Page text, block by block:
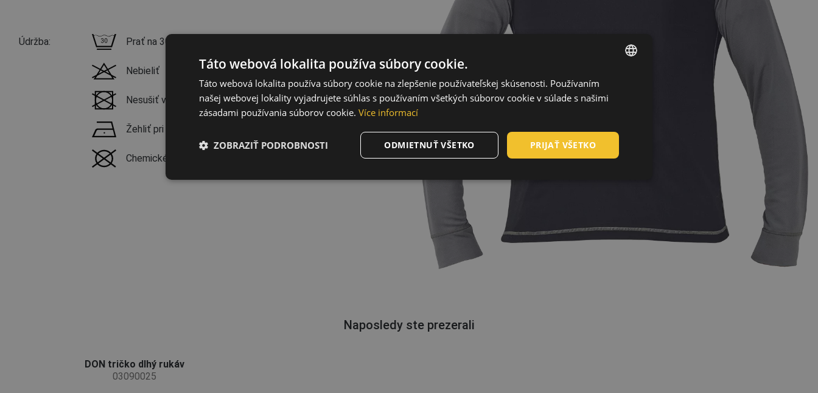
Údržba: Prať na 30 °C, jemný proces prania
Nebieliť
Nesušiť v bubnovej sušičke
Žehliť pri maximálnej teplote 100 °C
Chemické čistenie zakázané
Naposledy ste prezerali
DON tričko dlhý rukáv
03090025
ENGLISH
CZECH
SLOVAK
DUTCH
Táto webová lokalita používa súbory cookie.
Táto webová lokalita používa súbory cookie na zlepšenie používateľskej skúsenosti. Používaním
našej webovej lokality vyjadrujete súhlas s používaním všetkých súborov cookie v súlade s našimi
zásadami používania súborov cookie. Více informací
PRIJAŤ VŠETKO
ODMIETNUŤ VŠETKO
ZOBRAZIŤ PODROBNOSTI